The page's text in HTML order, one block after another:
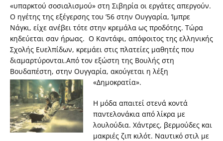
«υπαρκτού σοσιαλισμού» στη Σιβηρία οι εργάτες απεργούν.
Ο ηγέτης της εξέγερσης του ’56 στην Ουγγαρία, Ίμπρε
Νάγκι, είχε ανέβει τότε στην κρεμάλα ως προδότης. Τώρα
κηδεύεται σαν ήρωας. Ο Καντάφι, απόφοιτος της ελληνικής
Σχολής Ευελπίδων, κρεμάει στις πλατείες μαθητές που
διαμαρτύρονται.Από τον εξώστη της Βουλής στη
Βουδαπέστη, στην Ουγγαρία, ακούγεται η λέξη
«Δημοκρατία».
Η μόδα απαιτεί στενά κοντά
παντελονάκια από λίκρα με
λουλούδια. Χάντρες, βερμούδες και
μακριές ζιπ κιλότ. Ναυτικό στιλ με